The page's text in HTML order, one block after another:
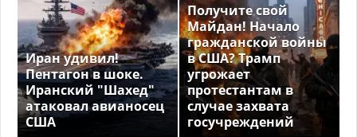
Иран удивил!
Пентагон в шоке.
Иранский "Шахед"
атаковал авианосец
США
Получите свой
Майдан! Начало
гражданской войны
в США? Трамп
угрожает
протестантам в
случае захвата
госучреждений